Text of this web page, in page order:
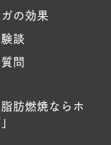
の効果
談
問
肪燃焼ならホ